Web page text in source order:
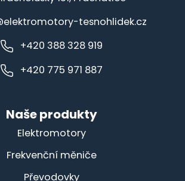
tesnohlidek.cz
+420 388 328 919
+420 775 971 887
Naše produkty
Elektromotory
Frekvenční měniče
Převodovky